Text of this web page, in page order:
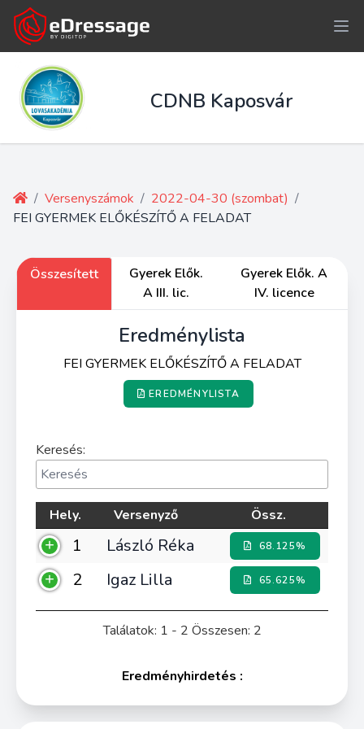
CDNB Kaposvár
/ Versenyszámok / 2022-04-30 (szombat) /
FEI GYERMEK ELŐKÉSZÍTŐ A FELADAT
Összesített
Gyerek Elők.
A III. lic.
Gyerek Elők. A
IV. licence
Eredménylista
FEI GYERMEK ELŐKÉSZÍTŐ A FELADAT
EREDMÉNYLISTA
Keresés:
Hely. Versenyző Össz.
1 László Réka 68.125%
2 Igaz Lilla 65.625%
Találatok: 1 - 2 Összesen: 2
Eredményhirdetés :